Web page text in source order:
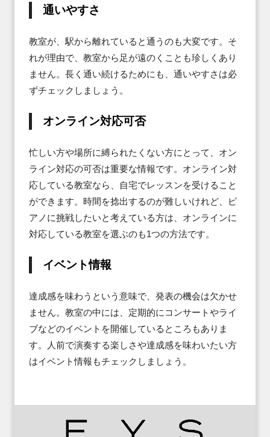
通いやすさ
教室が、駅から離れていると通うのも大変です。そ
れが理由で、教室から足が遠のくことも珍しくあり
ません。長く通い続けるためにも、通いやすさは必
ずチェックしましょう。
オンライン対応可否
忙しい方や場所に縛られたくない方にとって、オン
ライン対応の可否は重要な情報です。オンライン対
応している教室なら、自宅でレッスンを受けること
ができます。時間を捻出するのが難しいけれど、ピ
アノに挑戦したいと考えている方は、オンラインに
対応している教室を選ぶのも1つの方法です。
イベント情報
達成感を味わうという意味で、発表の機会は欠かせ
ません。教室の中には、定期的にコンサートやライ
ブなどのイベントを開催しているところもありま
す。人前で演奏する楽しさや達成感を味わいたい方
はイベント情報もチェックしましょう。